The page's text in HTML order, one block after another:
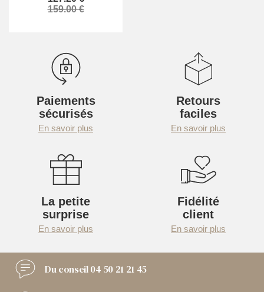
159.00 €
Paiements
sécurisés
En savoir plus
Retours
faciles
En savoir plus
La petite
surprise
En savoir plus
Fidélité
client
En savoir plus
Du conseil04 50 21 21 45